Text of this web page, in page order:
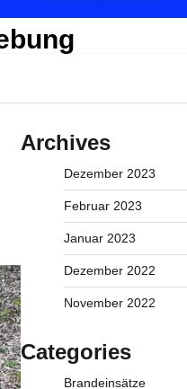
Archives
Dezember 2023
Februar 2023
Januar 2023
Dezember 2022
November 2022
Categories
Brandeinsätze